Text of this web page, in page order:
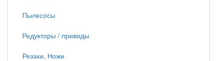
Пылесосы
Редукторы / приводы
Резаки, Ножи